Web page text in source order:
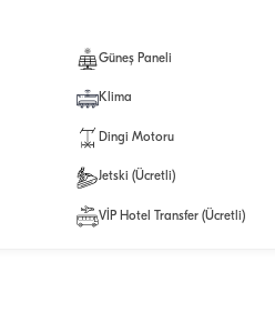
Güneş Paneli
Klima
Dingi Motoru
Jetski (Ücretli)
VİP Hotel Transfer (Ücretli)